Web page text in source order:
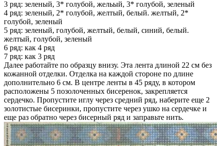
3 ряд: зеленый, 3* голубой, жельый, 3* голубой, зеленый
4 ряд: зеленый, 2* голубой, желтый, белый. желтый, 2*
голубой, зеленый
5 ряд: зеленый, голубой, желтый, белый, синий, белый.
желтый, голубой, зеленый
6 ряд: как 4 ряд
7 ряд: как 3 ряд
Далее работайте по образцу внизу. Эта лента длиной 22 см без
кожанной отделки. Отделка на каждой стороне по длине
дополнительно 6 см. В центре ленты в 45 ряду, в котором
расположены 5 позолоченных бисеренок, закрепляется
сердечко. Пропустите иглу через средний ряд, наберите еще 2
золотистые бисеринки, пропустите через ушко на сердечке и
еще раз обратно через бисерный ряд и заправьте нить.